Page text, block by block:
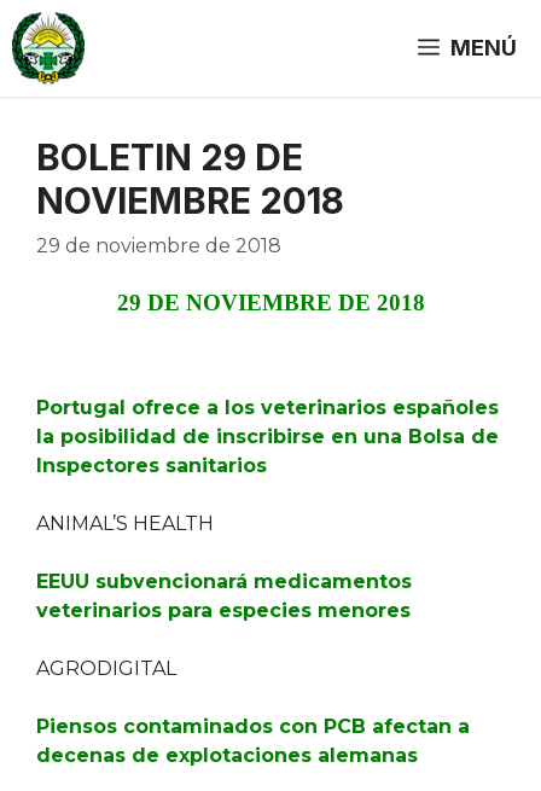
Saltar
al
contenido
MENÚ
BOLETIN 29 DE
NOVIEMBRE 2018
29 de noviembre de 2018
29 DE NOVIEMBRE DE 2018
Portugal ofrece a los veterinarios españoles
la posibilidad de inscribirse en una Bolsa de
Inspectores sanitarios
ANIMAL’S HEALTH
EEUU subvencionará medicamentos
veterinarios para especies menores
AGRODIGITAL
Piensos contaminados con PCB afectan a
decenas de explotaciones alemanas